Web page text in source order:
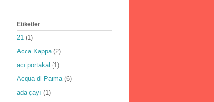
Etiketler
21 (1)
Acca Kappa (2)
acı portakal (1)
Acqua di Parma (6)
ada çayı (1)